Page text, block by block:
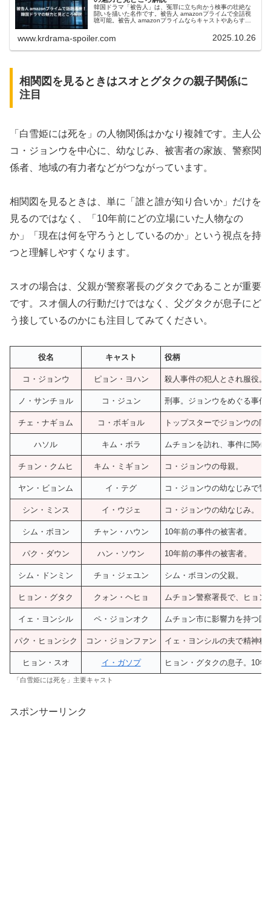
韓国ドラマ「被告人」は、冤罪に立ち向かう検事の壮絶な
闘いを描いた名作です。被告人 amazonプライムで全話視
聴可能。被告人 amazonプライムならキャストやあらすじ
www.krdrama-spoiler.com 2025.10.26
相関図を見るときはスオとグタクの親子関係に
注目
「白雪姫には死を」の人物関係はかなり複雑です。主人公
コ・ジョンウを中心に、幼なじみ、被害者の家族、警察関
係者、地域の有力者などがつながっています。
相関図を見るときは、単に「誰と誰が知り合いか」だけを
見るのではなく、「10年前にどの立場にいた人物なの
か」「現在は何を守ろうとしているのか」という視点を持
つと理解しやすくなります。
スオの場合は、父親が警察署長のグタクであることが重要
です。スオ個人の行動だけではなく、父グタクが息子にど
う接しているのかにも注目してみてください。
役名 キャスト 役柄
コ・ジョンウ ピョン・ヨハン 殺人事件の犯人とされ服役。
ノ・サンチョル コ・ジュン 刑事。ジョンウをめぐる事件
チェ・ナギョム コ・ボギョル トップスターでジョンウの
ハソル キム・ボラ ムチョンを訪れ、事件に関心
チョン・クムヒ キム・ミギョン コ・ジョンウの母親。
ヤン・ビョンム イ・テグ コ・ジョンウの幼なじみで警
シン・ミンス イ・ウジェ コ・ジョンウの幼なじみ。
シム・ボヨン チャン・ハウン 10年前の事件の被害者。
パク・ダウン ハン・ソウン 10年前の事件の被害者。
シム・ドンミン チョ・ジェユン シム・ボヨンの父親。
ヒョン・グタク クォン・ヘヒョ ムチョン警察署長で、ヒョン
イェ・ヨンシル ペ・ジョンオク ムチョン市に影響力を持つ国
パク・ヒョンシク コン・ジョンファン イェ・ヨンシルの夫で精神科
ヒョン・スオ イ・ガソプ ヒョン・グタクの息子。10
「白雪姫には死を」主要キャスト
スポンサーリンク